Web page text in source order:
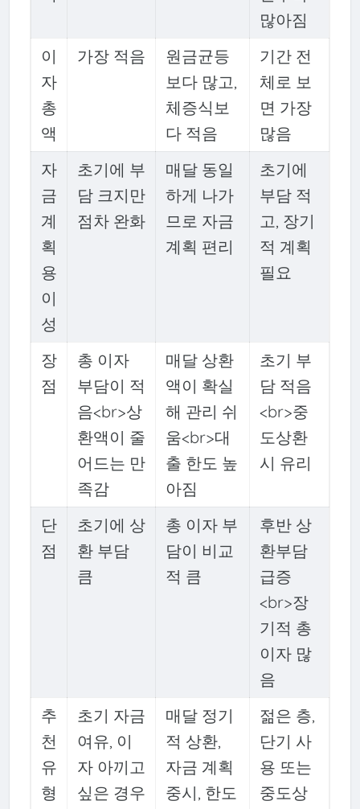
많아짐
이
자
총
액
가장 적음
원금균등
보다 많고,
체증식보
다 적음
기간 전
체로 보
면 가장
많음
자
금
계
획
용
이
성
초기에 부
담 크지만
점차 완화
매달 동일
하게 나가
므로 자금
계획 편리
초기에
부담 적
고, 장기
적 계획
필요
장
점
총 이자
부담이 적
음<br>상
환액이 줄
어드는 만
족감
매달 상환
액이 확실
해 관리 쉬
움<br>대
출 한도 높
아짐
초기 부
담 적음
<br>중
도상환
시 유리
단
점
초기에 상
환 부담
큼
총 이자 부
담이 비교
적 큼
후반 상
환부담
급증
<br>장
기적 총
이자 많
음
추
천
유
형
초기 자금
여유, 이
자 아끼고
싶은 경우
매달 정기
적 상환,
자금 계획
중시, 한도
젊은 층,
단기 사
용 또는
중도상